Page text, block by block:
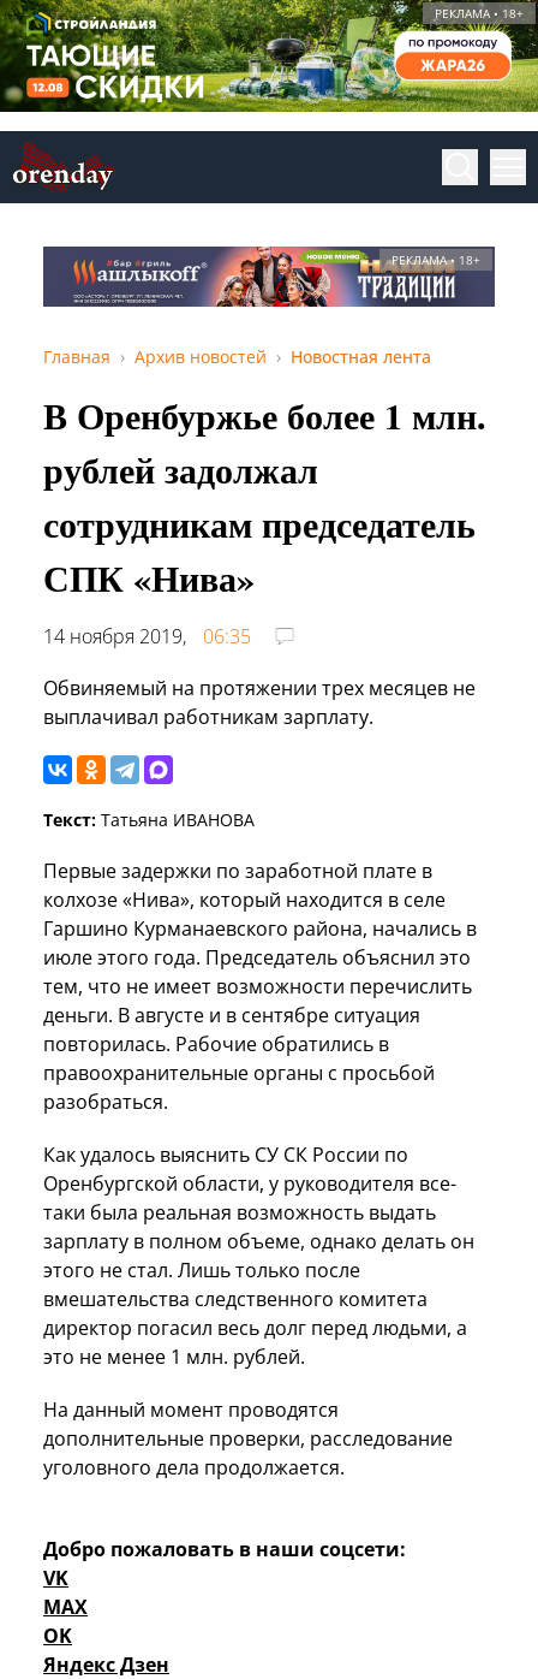
РЕКЛАМА • 18+
РЕКЛАМА • 18+
Главная Архив новостей Новостная лента
В Оренбуржье более 1 млн.
рублей задолжал
сотрудникам председатель
СПК «Нива»
14 ноября 2019,
06:35
Обвиняемый на протяжении трех месяцев не
выплачивал работникам зарплату.
Текст: Татьяна ИВАНОВА
Первые задержки по заработной плате в
колхозе «Нива», который находится в селе
Гаршино Курманаевского района, начались в
июле этого года. Председатель объяснил это
тем, что не имеет возможности перечислить
деньги. В августе и в сентябре ситуация
повторилась. Рабочие обратились в
правоохранительные органы с просьбой
разобраться.
Как удалось выяснить СУ СК России по
Оренбургской области, у руководителя все-
таки была реальная возможность выдать
зарплату в полном объеме, однако делать он
этого не стал. Лишь только после
вмешательства следственного комитета
директор погасил весь долг перед людьми, а
это не менее 1 млн. рублей.
На данный момент проводятся
дополнительные проверки, расследование
уголовного дела продолжается.
Добро пожаловать в наши соцсети:
VK
MAX
OK
Яндекс Дзен